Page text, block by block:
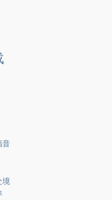
音
境